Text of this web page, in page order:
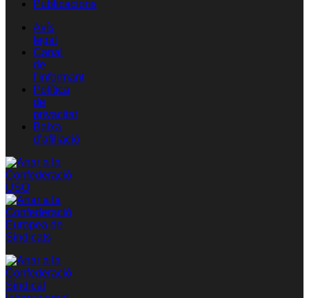
Publicacions
Avís
legal
Canal
de
l’informant
Política
de
privacitat
Baixa
d’afiliació